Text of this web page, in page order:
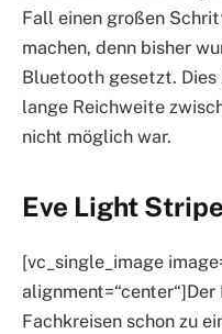
Fall einen großen
machen, denn bisher
Bluetooth gesetzt.
lange Reichweite
nicht möglich war.
Eve Light Stripe
[vc_single_image
Fachkreisen schon zu